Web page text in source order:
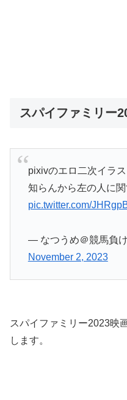
スパイファミリー
pixivのエロ二次イラ
知らんから左の人に
pic.twitter.com/
— なつうめ＠競馬負
November 2, 2023
スパイファミリー2023映
します。